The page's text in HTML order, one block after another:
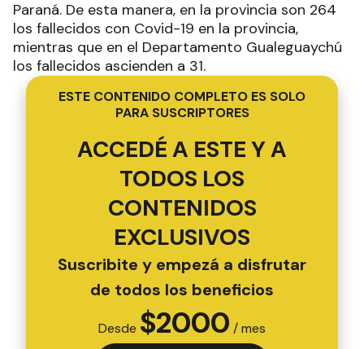
Paraná. De esta manera, en la provincia son 264
los fallecidos con Covid-19 en la provincia,
mientras que en el Departamento Gualeguaychú
los fallecidos ascienden a 31.
ESTE CONTENIDO COMPLETO ES SOLO
PARA SUSCRIPTORES
ACCEDÉ A ESTE Y A
TODOS LOS
CONTENIDOS
EXCLUSIVOS
Suscribite y empezá a disfrutar
de todos los beneficios
Desde $2000 / mes